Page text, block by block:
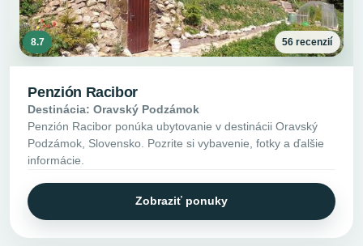
8.7 56 recenzií
Penzión Racibor
Destinácia: Oravský Podzámok
Penzión Racibor ponúka ubytovanie v destinácii Oravský
Podzámok, Slovensko. Pozrite si vybavenie, fotky a ďalšie
informácie.
Zobraziť ponuky